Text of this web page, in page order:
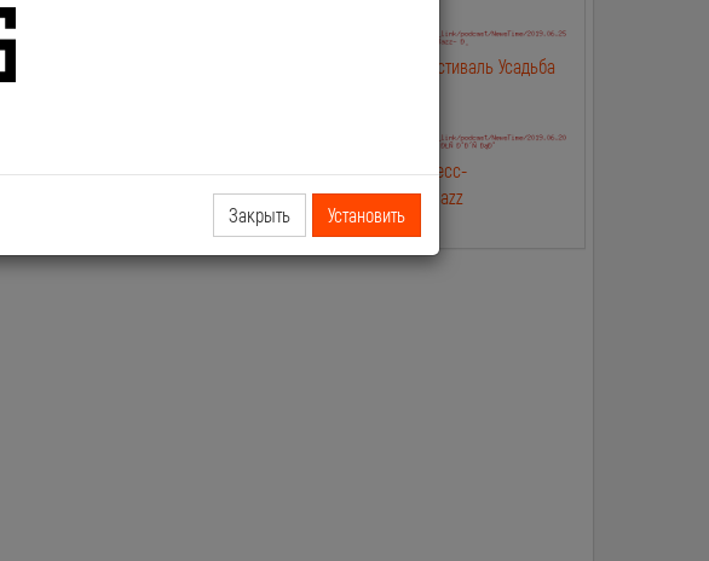
Закрыть Установить
NewsTime Новый клип
2019.06.25 NewsTime Фестиваль Усадьба
NewsTime Новый клип Касты и
2019.06.20 NewsTime Пресс-
конферениция Усадьба Jazz